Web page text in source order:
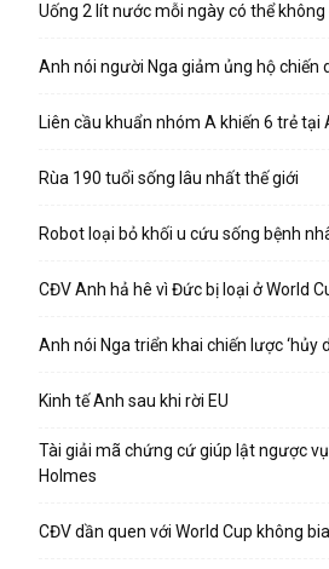
Uống 2 lít nước mỗi ngày có thể
Anh nói người Nga giảm ủng hộ chiến
Liên cầu khuẩn nhóm A khiến 6 trẻ tại
Rùa 190 tuổi sống lâu nhất thế giới
Robot loại bỏ khối u cứu sống bệnh
CĐV Anh hả hê vì Đức bị loại ở World
Anh nói Nga triển khai chiến lược ‘hủy
Kinh tế Anh sau khi rời EU
Tài giải mã chứng cứ giúp lật ngược vụ
Holmes
CĐV dần quen với World Cup không